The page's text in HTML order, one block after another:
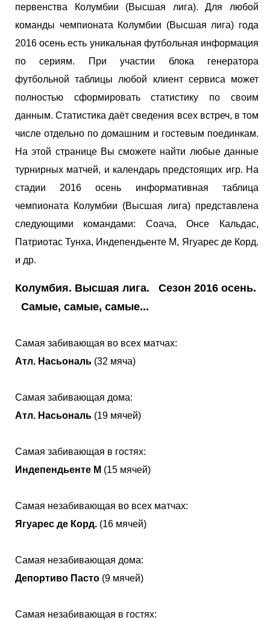
первенства Колумбии (Высшая лига). Для любой
команды чемпионата Колумбии (Высшая лига) года
2016 осень есть уникальная футбольная информация
по сериям. При участии блока генератора
футбольной таблицы любой клиент сервиса может
полностью сформировать статистику по своим
данным. Статистика даёт сведения всех встреч, в том
числе отдельно по домашним и гостевым поединкам.
На этой странице Вы сможете найти любые данные
турнирных матчей, и календарь предстоящих игр. На
стадии 2016 осень информативная таблица
чемпионата Колумбии (Высшая лига) представлена
следующими командами: Соача, Онсе Кальдас,
Патриотас Тунха, Индепендьенте М, Ягуарес де Корд.
и др.
Колумбия. Высшая лига. Сезон 2016 осень.
Самые, самые, самые...
Самая забивающая во всех матчах:
Атл. Насьональ (32 мяча)
Самая забивающая дома:
Атл. Насьональ (19 мячей)
Самая забивающая в гостях:
Индепендьенте М (15 мячей)
Самая незабивающая во всех матчах:
Ягуарес де Корд. (16 мячей)
Самая незабивающая дома:
Депортиво Пасто (9 мячей)
Самая незабивающая в гостях: